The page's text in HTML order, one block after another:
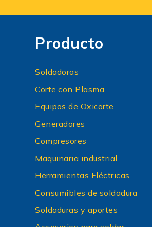
Producto
Soldadoras
Corte con Plasma
Equipos de Oxicorte
Generadores
Compresores
Maquinaria industrial
Herramientas Eléctricas
Consumibles de soldadura
Soldaduras y aportes